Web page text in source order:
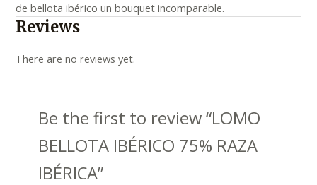
de bellota ibérico un bouquet incomparable.
Reviews
There are no reviews yet.
Be the first to review “LOMO
BELLOTA IBÉRICO 75% RAZA
IBÉRICA”